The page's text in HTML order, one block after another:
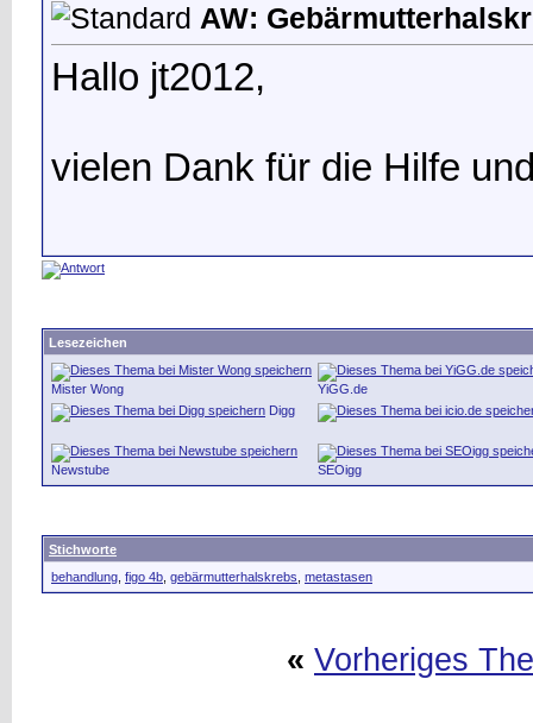
AW:
Hallo jt2012,
vielen Dank für die Hilfe
Lesezeichen
Mister Wong
YiGG.de
Digg
Newstube SEOigg
Stichworte
behandlung figo 4b gebärmutterhalskrebs metastasen
« Vorheriges